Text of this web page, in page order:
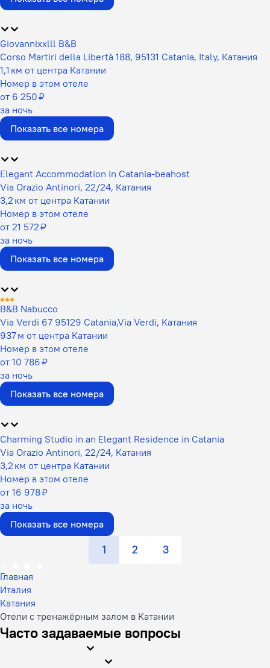
Giovannixxlll B&B
Corso Martiri della Libertà 188, 95131 Catania, Italy, Катания
1,1 км от центра Катании
Номер в этом отеле
от 6 250 ₽
за ночь
Показать все номера
Elegant Accommodation in Catania-beahost
Via Orazio Antinori, 22/24, Катания
3,2 км от центра Катании
Номер в этом отеле
от 21 572 ₽
за ночь
Показать все номера
B&B Nabucco
Via Verdi 67 95129 Catania,Via Verdi, Катания
937 м от центра Катании
Номер в этом отеле
от 10 786 ₽
за ночь
Показать все номера
Charming Studio in an Elegant Residence in Catania
Via Orazio Antinori, 22/24, Катания
3,2 км от центра Катании
Номер в этом отеле
от 16 978 ₽
за ночь
Показать все номера
1 2 3
Главная
Италия
Катания
Отели с тренажёрным залом в Катании
Часто задаваемые вопросы